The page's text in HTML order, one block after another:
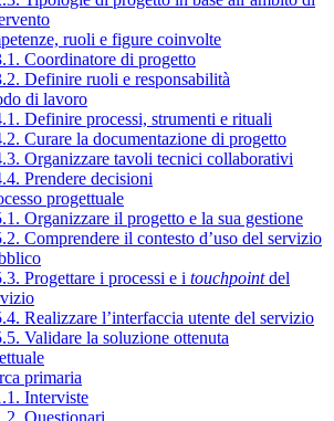
ruoli e figure coinvolte
Coordinatore di progetto
Definire ruoli e responsabilità
di lavoro
Definire processi, strumenti e rituali
Curare la documentazione di progetto
Organizzare tavoli tecnici collaborativi
Prendere decisioni
progettuale
Organizzare il progetto e la sua gestione
Comprendere il contesto d’uso del servizio
Progettare i processi e i touchpointdel
Realizzare l’interfaccia utente del servizio
Validare la soluzione ottenuta
primaria
Interviste
Questionari